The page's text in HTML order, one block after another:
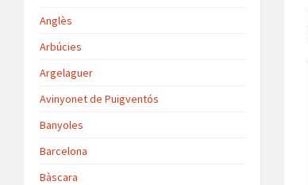
Anglès
Arbúcies
Argelaguer
Avinyonet de Puigventós
Banyoles
Barcelona
Bàscara